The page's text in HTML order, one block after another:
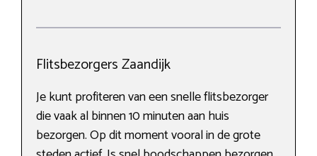
Flitsbezorgers Zaandijk
Je kunt profiteren van een snelle flitsbezorger
die vaak al binnen 10 minuten aan huis
bezorgen. Op dit moment vooral in de grote